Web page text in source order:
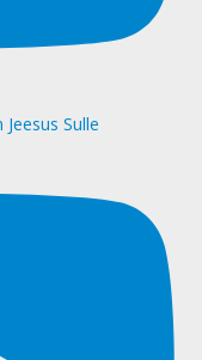
Sulle